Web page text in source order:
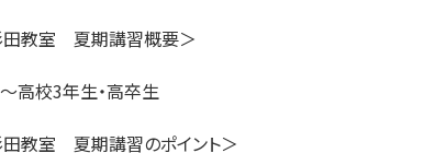
教室　夏期講習概要＞
高校3年生・高卒生​
教室　夏期講習のポイント＞​